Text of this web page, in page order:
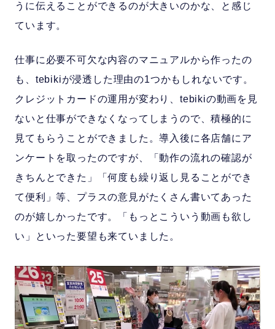
うに伝えることができるのが大きいのかな、と感じ
ています。
仕事に必要不可欠な内容のマニュアルから作ったの
も、tebikiが浸透した理由の1つかもしれないです。
クレジットカードの運用が変わり、tebikiの動画を見
ないと仕事ができなくなってしまうので、積極的に
見てもらうことができました。導入後に各店舗にア
ンケートを取ったのですが、「動作の流れの確認が
きちんとできた」「何度も繰り返し見ることができ
て便利」等、プラスの意見がたくさん書いてあった
のが嬉しかったです。「もっとこういう動画も欲し
い」といった要望も来ていました。